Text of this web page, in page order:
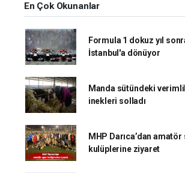
En Çok Okunanlar
Formula 1 dokuz yıl
İstanbul'a dönüyor
Manda sütündeki
inekleri solladı
MHP Darıca’dan amatör
kulüplerine ziyaret